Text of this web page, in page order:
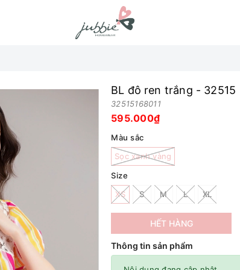
BL đô ren trắng - 32515
32515168011
595.000₫
Màu sắc
Sọc xanh vàng
Size
XS
S M L XL
HẾT HÀNG
Thông tin sản phẩm